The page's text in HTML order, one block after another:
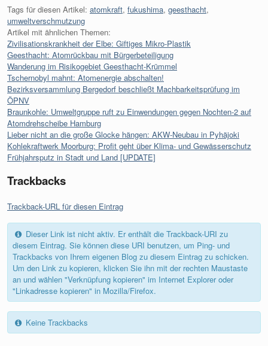
Tags für diesen Artikel: atomkraft, fukushima, geesthacht,
umweltverschmutzung
Artikel mit ähnlichen Themen:
Zivilisationskrankheit der Elbe: Giftiges Mikro-Plastik
Geesthacht: Atomrückbau mit Bürgerbeteiligung
Wanderung im Risikogebiet Geesthacht-Krümmel
Tschernobyl mahnt: Atomenergie abschalten!
Bezirksversammlung Bergedorf beschließt Machbarkeitsprüfung im
ÖPNV
Braunkohle: Umweltgruppe ruft zu Einwendungen gegen Nochten-2 auf
Atomdrehscheibe Hamburg
Lieber nicht an die große Glocke hängen: AKW-Neubau in Pyhäjoki
Kohlekraftwerk Moorburg: Profit geht über Klima- und Gewässerschutz
Frühjahrsputz in Stadt und Land [UPDATE]
Trackbacks
Trackback-URL für diesen Eintrag
Dieser Link ist nicht aktiv. Er enthält die Trackback-URI zu
diesem Eintrag. Sie können diese URI benutzen, um Ping- und
Trackbacks von Ihrem eigenen Blog zu diesem Eintrag zu schicken.
Um den Link zu kopieren, klicken Sie ihn mit der rechten Maustaste
an und wählen "Verknüpfung kopieren" im Internet Explorer oder
"Linkadresse kopieren" in Mozilla/Firefox.
Keine Trackbacks